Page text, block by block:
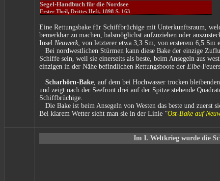
Segel-Handbuch für die Nordsee
Erster Theil, Drittes Heft, 1898 S. 163
Eine Rettungsbake für Schiffbrüchige mit Unterkunftsraum,
bemerkbar zu machen, balsmöglichst aufzuziehen oder
Insel Neuwerk, von letzterer etwa 3,3 Sm, von ersterem 6,5 Sm
Bei nordwestlichen Stürmen kann diese Bake der einzige
Schiffe sein, weil sie einerseits als beste, beim Ansegeln aus
einzigen in der Nähe befindlichen Rettungsboote der Elbe-
Scharhörn-Bake , auf dem bei Hochwasser trocken
und zeigt nach der Seefront drei auf der Spitze stehende
Schiffbrüchige.
Die Bake ist beim Ansegeln von Westen das beste und zuerst
Bei klarem Wetter sieht man sie in der Linie "Ost-Bake auf
Im I. Weltkrieg wurde die